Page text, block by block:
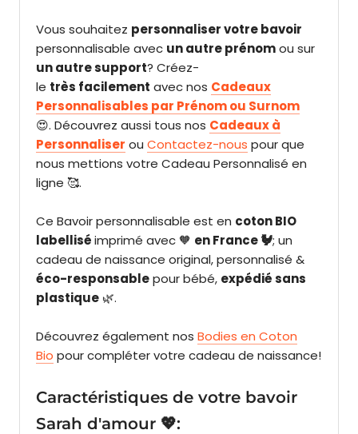
Vous souhaitez personnaliser votre bavoir
personnalisable avec un autre prénomou sur
un autre support? Créez-
le très facilement avec nos Cadeaux
Personnalisables par Prénom ou Surnom
😍. Découvrez aussi tous nos Cadeaux à
Personnaliser ou Contactez-nous pour que
nous mettions votre Cadeau Personnalisé en
ligne 🥰.
Ce Bavoir personnalisable est en coton BIO
labelliséimprimé avec 🧡 en France 🐓; un
cadeau de naissance original, personnalisé &
éco-responsablepour bébé, expédié sans
plastique 🌿.
Découvrez également nos Bodies en Coton
Bio pour compléter votre cadeau de naissance!
Caractéristiques de votre bavoir
Sarah d'amour 💖: